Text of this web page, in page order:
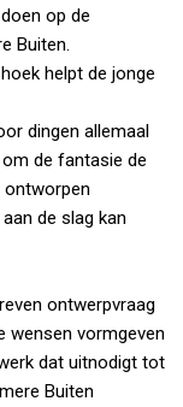
op de
Buiten.
helpt de jonge
dingen allemaal
de fantasie de
ontworpen
de slag kan
ontwerpvraag
wensen vormgeven
dat uitnodigt tot
Buiten